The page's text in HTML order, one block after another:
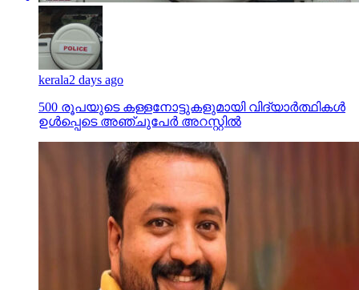
kerala2 days ago
500 രൂപയുടെ കള്ളനോട്ടുകളുമായി വിദ്യാര്‍ത്ഥികള്‍
ഉള്‍പ്പെടെ അഞ്ചുപേര്‍ അറസ്റ്റില്‍